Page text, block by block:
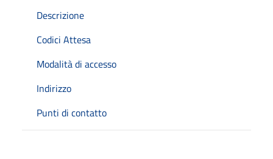
Descrizione
Codici Attesa
Modalità di accesso
Indirizzo
Punti di contatto